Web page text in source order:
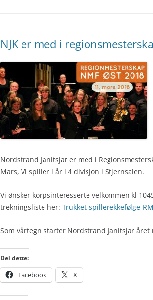
NJK er med i
Nordstrand Janitsjar er med i
Mars, Vi spiller i år i 4 divisjon i Stjernsalen.
Vi ønsker korpsinteresserte velkommen kl
trekningsliste her: Trukket-spillerekkefølge-
Som vårtegn starter Nordstrand Janitsjar året
Del dette:
Facebook X